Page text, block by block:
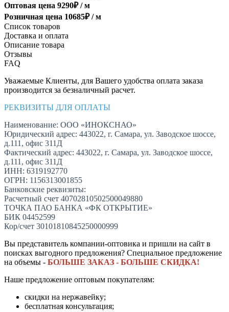
Оптовая цена 9290₽ /м
Розничная цена 10685₽ /м
Список товаров
Доставка и оплата
Описание товара
Отзывы
FAQ
Уважаемые Клиенты, для Вашего удобства оплата заказа
производится за безналичный расчет.
РЕКВИЗИТЫ ДЛЯ ОПЛАТЫ
Наименование: ООО «ИНОКСНАО»
Юридический адрес: 443022, г. Самара, ул. Заводское шоссе,
д.111, офис 311Д
Фактический адрес: 443022, г. Самара, ул. Заводское шоссе,
д.111, офис 311Д
ИНН: 6319192770
ОГРН: 1156313001855
Банковские реквизиты:
Расчетный счет 40702810502500049880
ТОЧКА ПАО БАНКА «ФК ОТКРЫТИЕ»
БИК 04452599
Кор/счет 30101810845250000999
Вы представитель компании-оптовика и пришли на сайт в
поисках выгодного предложения? Специальное предложение
на объемы - БОЛЬШЕ ЗАКАЗ - БОЛЬШЕ СКИДКА!
Наше предложение оптовым покупателям:
скидки на нержавейку;
бесплатная консультация;